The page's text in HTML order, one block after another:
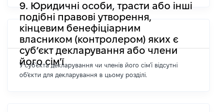
9. Юридичні особи, трасти або інші
подібні правові утворення,
кінцевим бенефіціарним
власником (контролером) яких є
суб’єкт декларування або члени
його сім'ї
У суб'єкта декларування чи членів його сім'ї відсутні
об'єкти для декларування в цьому розділі.